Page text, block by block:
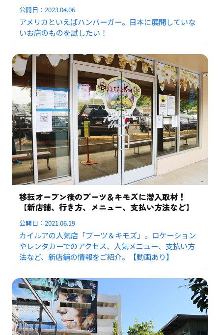
公開日：2023.04.06
アメリカといえばハンバーガー。日本に展開していな
いお店のものを試したい！
移転オープン後のブーツ＆キモズに潜入取材！
【新店舗、行き方、メニュー、支払い方法など】
公開日：2021.06.19
カイルアの人気店「ブーツ＆キモズ」。ロケーション
やレンタカーでのアクセス、人気メニュー、支払い方
法など、新店舗の情報をご紹介。【動画あり】